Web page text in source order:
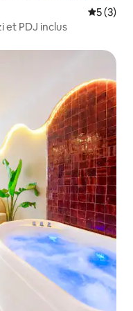
5 (3)
et PDJ inclus